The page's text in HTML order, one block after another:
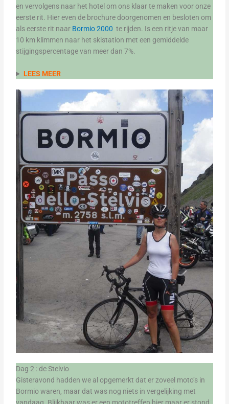
en vervolgens naar het hotel om ons klaar te maken voor onze
eerste rit. Hier even de brochure doorgenomen en besloten om
als eerste rit naar Bormio 2000 te rijden. Is een ritje van maar
10 km klimmen naar het skistation met een gemiddelde
stijgingspercentage van meer dan 7%.
LEES MEER
Dag 2 : de Stelvio
Gisteravond hadden we al opgemerkt dat er zoveel moto’s in
Bormio waren, maar dat was nog niets in vergelijking met
vandaag. Blijkbaar was er een mototreffen hier maar er stond